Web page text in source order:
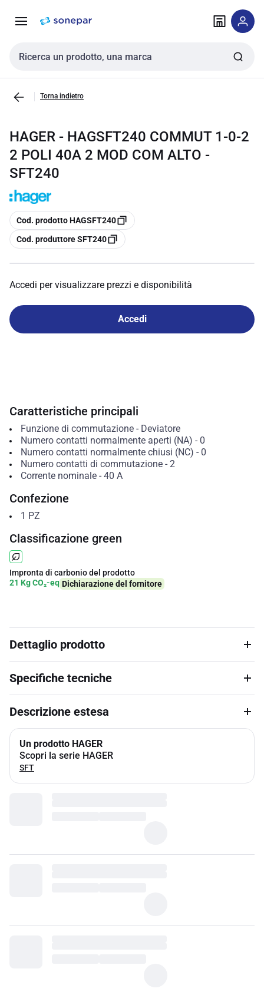
navigazione alla
Cerca input
Torna indietro
HAGER - HAGSFT240 COMMUT 1-0-2
2 POLI 40A 2 MOD COM ALTO -
SFT240
copia
Cod. prodotto HAGSFT240
copia
Cod. produttore SFT240
Accedi per visualizzare prezzi e disponibilità
Accedi
Caratteristiche principali
Funzione di commutazione- Deviatore
Numero contatti normalmente aperti (NA) - 0
Numero contatti normalmente chiusi (NC) - 0
Numero contatti di commutazione- 2
Corrente nominale- 40 A
Confezione
1 PZ
Classificazione green
Impronta di carbonio del prodotto
21 Kg CO₂-eq Dichiarazione del fornitore
Dettaglio prodotto
Specifiche tecniche
Descrizione estesa
Un prodotto HAGER
Scopri la serie HAGER
SFT